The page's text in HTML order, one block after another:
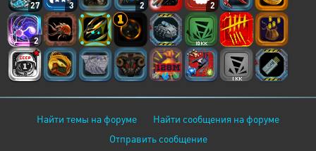
27 3 2 2
2
Найти темы на форуме
Найти сообщения на форуме
Отправить сообщение